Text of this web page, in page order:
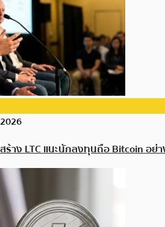
ร้าง LTC แนะนักลงทุนถือ Bitcoin อย่